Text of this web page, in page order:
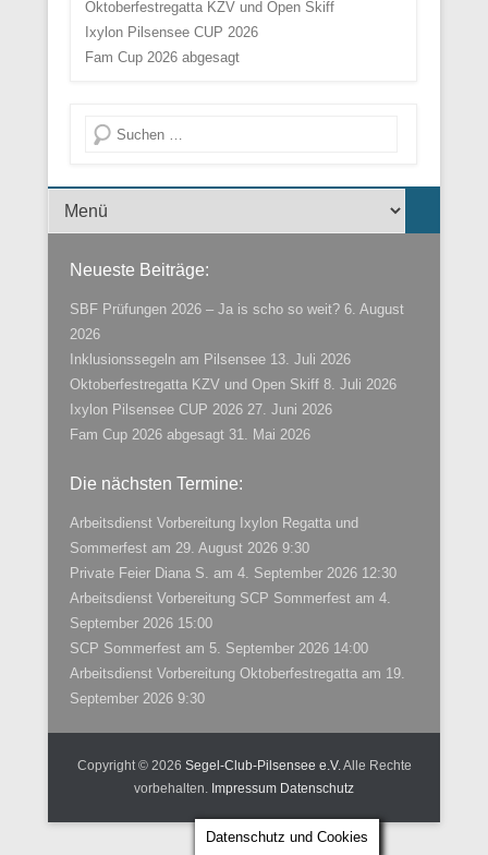
Oktoberfestregatta KZV und Open Skiff
Ixylon Pilsensee CUP 2026
Fam Cup 2026 abgesagt
Suche
Menü der Fußzeile
Neueste Beiträge:
SBF Prüfungen 2026 – Ja is scho so weit? 6. August
2026
Inklusionssegeln am Pilsensee 13. Juli 2026
Oktoberfestregatta KZV und Open Skiff 8. Juli 2026
Ixylon Pilsensee CUP 2026 27. Juni 2026
Fam Cup 2026 abgesagt 31. Mai 2026
Die nächsten Termine:
Arbeitsdienst Vorbereitung Ixylon Regatta und
Sommerfest am 29. August 2026 9:30
Private Feier Diana S. am 4. September 2026 12:30
Arbeitsdienst Vorbereitung SCP Sommerfest am 4.
September 2026 15:00
SCP Sommerfest am 5. September 2026 14:00
Arbeitsdienst Vorbereitung Oktoberfestregatta am 19.
September 2026 9:30
Copyright © 2026 Segel-Club-Pilsensee e.V.Alle Rechte
vorbehalten. Impressum Datenschutz
Datenschutz und Cookies